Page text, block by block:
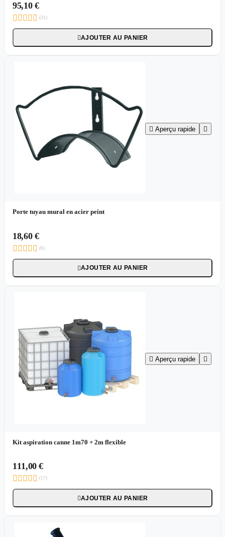
95,10 €
     (31)
AJOUTER AU PANIER
 Aperçu rapide 
Porte tuyau mural en acier peint
18,60 €
     (6)
AJOUTER AU PANIER
 Aperçu rapide 
Kit aspiration canne 1m70 + 2m flexible
111,00 €
     (17)
AJOUTER AU PANIER